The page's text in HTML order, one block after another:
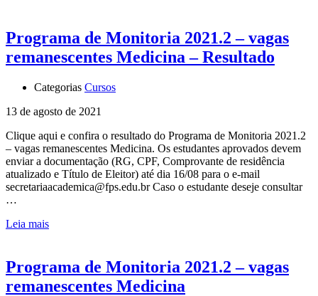
Programa de Monitoria 2021.2 – vagas
remanescentes Medicina – Resultado
Categorias Cursos
13 de agosto de 2021
Clique aqui e confira o resultado do Programa de Monitoria 2021.2
– vagas remanescentes Medicina. Os estudantes aprovados devem
enviar a documentação (RG, CPF, Comprovante de residência
atualizado e Título de Eleitor) até dia 16/08 para o e-mail
secretariaacademica@fps.edu.br Caso o estudante deseje consultar
…
Leia mais
Programa de Monitoria 2021.2 – vagas
remanescentes Medicina